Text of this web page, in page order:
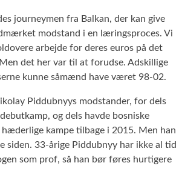
journeymen fra Balkan, der kan give
modstand i en læringsproces. Vi
arbejde for deres euros på det
det her var til at forudse. Adskillige
kunne såmænd have været 98-02.
Piddubnyys modstander, for dels
og dels havde bosniske
kampe tilbage i 2015. Men han
siden. 33-årige Piddubnyy har ikke al tid
som prof, så han bør føres hurtigere